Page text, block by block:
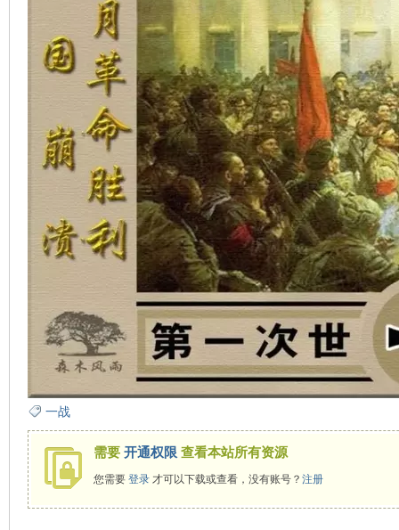
一战
需要 开通权限 查看本站所有资源
您需要 登录才可以下载或查看，没有账号？ 注册